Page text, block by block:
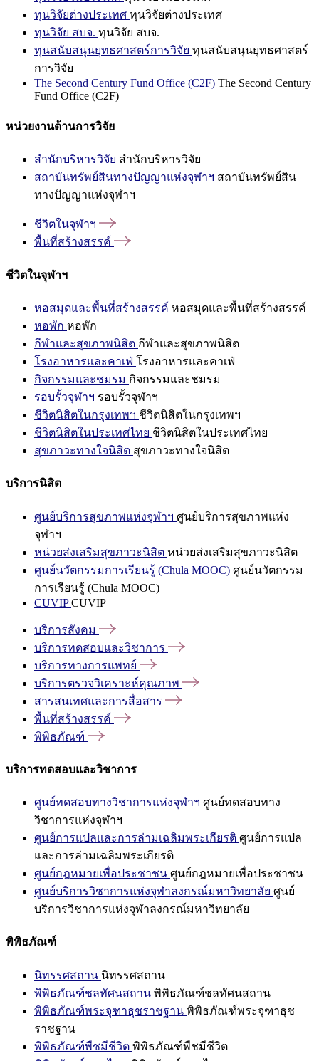
ทุนวิจัยต่างประเทศ ทุนวิจัยต่างประเทศ
ทุนวิจัย สบจ. ทุนวิจัย สบจ.
ทุนสนับสนุนยุทธศาสตร์การวิจัย ทุนสนับสนุนยุทธศาสตร์
การวิจัย
The Second Century Fund Office (C2F) The Second Century
Fund Office (C2F)
หน่วยงานด้านการวิจัย
สำนักบริหารวิจัย สำนักบริหารวิจัย
สถาบันทรัพย์สินทางปัญญาแห่งจุฬาฯ สถาบันทรัพย์สิน
ทางปัญญาแห่งจุฬาฯ
ชีวิตในจุฬาฯ
พื้นที่สร้างสรรค์
ชีวิตในจุฬาฯ
หอสมุดและพื้นที่สร้างสรรค์ หอสมุดและพื้นที่สร้างสรรค์
หอพัก หอพัก
กีฬาและสุขภาพนิสิต กีฬาและสุขภาพนิสิต
โรงอาหารและคาเฟ่ โรงอาหารและคาเฟ่
กิจกรรมและชมรม กิจกรรมและชมรม
รอบรั้วจุฬาฯ รอบรั้วจุฬาฯ
ชีวิตนิสิตในกรุงเทพฯ ชีวิตนิสิตในกรุงเทพฯ
ชีวิตนิสิตในประเทศไทย ชีวิตนิสิตในประเทศไทย
สุขภาวะทางใจนิสิต สุขภาวะทางใจนิสิต
บริการนิสิต
ศูนย์บริการสุขภาพแห่งจุฬาฯ ศูนย์บริการสุขภาพแห่ง
จุฬาฯ
หน่วยส่งเสริมสุขภาวะนิสิต หน่วยส่งเสริมสุขภาวะนิสิต
ศูนย์นวัตกรรมการเรียนรู้ (Chula MOOC) ศูนย์นวัตกรรม
การเรียนรู้ (Chula MOOC)
CUVIPCUVIP
บริการสังคม
บริการทดสอบและวิชาการ
บริการทางการแพทย์
บริการตรวจวิเคราะห์คุณภาพ
สารสนเทศและการสื่อสาร
พื้นที่สร้างสรรค์
พิพิธภัณฑ์
บริการทดสอบและวิชาการ
ศูนย์ทดสอบทางวิชาการแห่งจุฬาฯ ศูนย์ทดสอบทาง
วิชาการแห่งจุฬาฯ
ศูนย์การแปลและการล่ามเฉลิมพระเกียรติ ศูนย์การแปล
และการล่ามเฉลิมพระเกียรติ
ศูนย์กฎหมายเพื่อประชาชน ศูนย์กฎหมายเพื่อประชาชน
ศูนย์บริการวิชาการแห่งจุฬาลงกรณ์มหาวิทยาลัย ศูนย์
บริการวิชาการแห่งจุฬาลงกรณ์มหาวิทยาลัย
พิพิธภัณฑ์
นิทรรศสถาน นิทรรศสถาน
พิพิธภัณฑ์ชลทัศนสถาน พิพิธภัณฑ์ชลทัศนสถาน
พิพิธภัณฑ์พระจุฑาธุชราชฐาน พิพิธภัณฑ์พระจุฑาธุช
ราชฐาน
พิพิธภัณฑ์พืชมีชีวิต พิพิธภัณฑ์พืชมีชีวิต